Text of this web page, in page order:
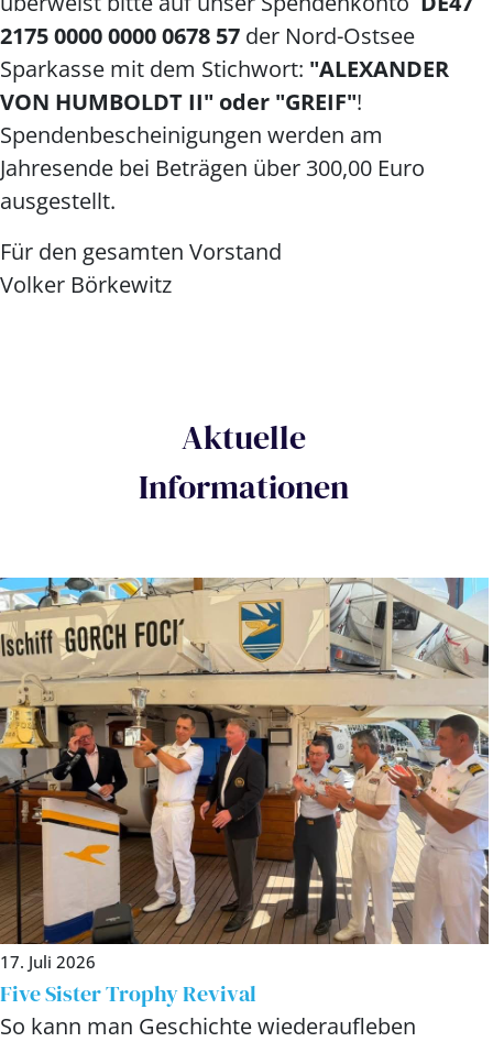
2175 0000 0000 0678 57 der Nord-Ostsee
Sparkasse mit dem Stichwort: "ALEXANDER
VON HUMBOLDT II" oder "GREIF"!
Spendenbescheinigungen werden am
Jahresende bei Beträgen über 300,00 Euro
ausgestellt.
Für den gesamten Vorstand
Volker Börkewitz
Aktuelle
Informationen
17. Juli 2026
Five Sister Trophy Revival
So kann man Geschichte wiederaufleben